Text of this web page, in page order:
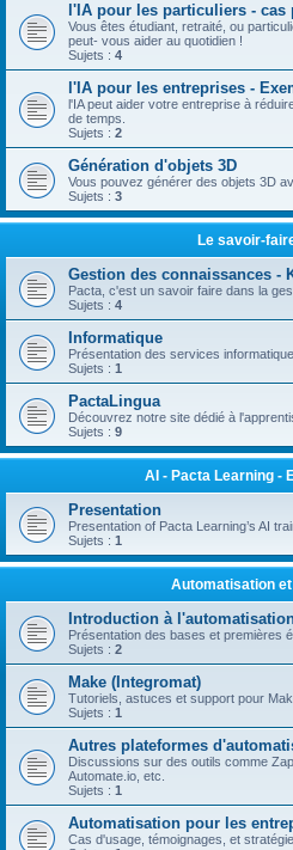
l'IA pour les particuliers - cas
Vous êtes étudiant, retraité, ou
peut- vous aider au quotidien !
Sujets : 4
l'IA pour les entreprises -
l'IA peut aider votre entreprise à
de temps.
Sujets : 2
Génération d'objets 3D
Vous pouvez générer des objets 3D
Sujets : 3
Le savoir-
Gestion des connaissances -
Pacta, c'est un savoir faire dans la
Sujets : 4
Informatique
Présentation des services
Sujets : 1
PactaLingua
Découvrez notre site dédié à
Sujets : 9
AI - Pacta Learning -
Presentation
Presentation of Pacta Learning’s AI
Sujets : 1
Automatisation
Introduction à
Présentation des bases et premières
Sujets : 2
Make (Integromat)
Tutoriels, astuces et support pour
Sujets : 1
Autres plateformes
Discussions sur des outils comme
Automate.io, etc.
Sujets : 1
Automatisation pour les
Cas d'usage, témoignages, et